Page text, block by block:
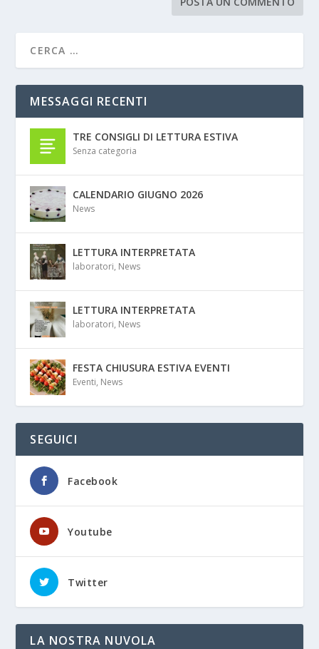
MESSAGGI RECENTI
TRE CONSIGLI DI LETTURA ESTIVA
Senza categoria
CALENDARIO GIUGNO 2026
News
LETTURA INTERPRETATA
laboratori, News
LETTURA INTERPRETATA
laboratori, News
FESTA CHIUSURA ESTIVA EVENTI
Eventi, News
SEGUICI
Facebook
Youtube
Twitter
LA NOSTRA NUVOLA